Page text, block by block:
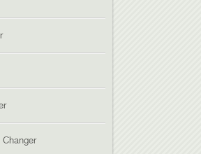
Changer